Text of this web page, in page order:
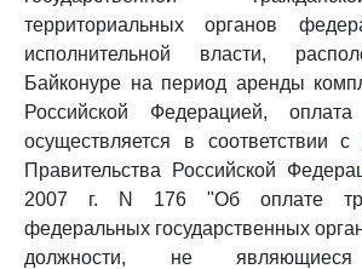
территориальных органов
исполнительной власти,
Байконуре на период аренды
Российской Федерацией,
осуществляется в соответствии с
Правительства Российской
2007 г. N 176 "Об оплате
федеральных государственных
должности, не являющиеся